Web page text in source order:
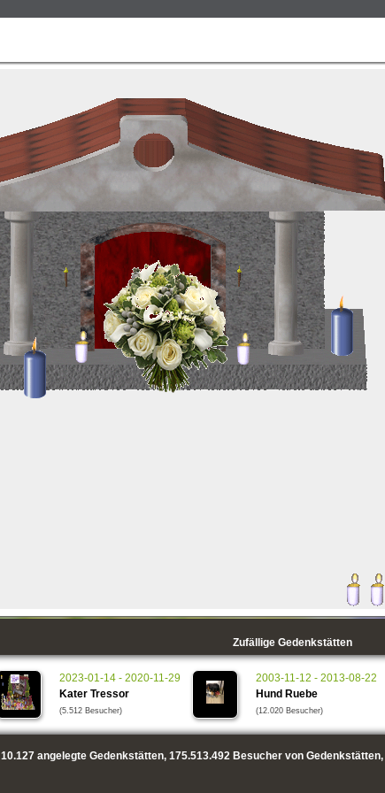
Zufällige Gedenkstätten
2023-01-14 - 2020-11-29
Kater Tressor
(5.512 Besucher)
2003-11-12 - 2013-08-22
Hund Ruebe
(12.020 Besucher)
10.127angelegte Gedenkstätten, 175.513.492Besucher von Gedenkstätten,